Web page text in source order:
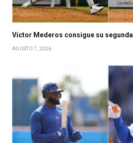
Víctor Mederos consigue su
AGOSTO 7, 2026